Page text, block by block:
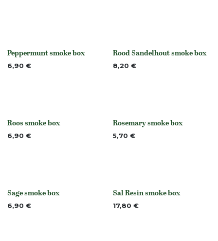
None
Peppermunt smoke box
6,90 € None
Rood Sandelhout smoke box
8,20 €
None
Roos smoke box
6,90 € None
Rosemary smoke box
5,70 €
None
Sage smoke box
6,90 € None
Sal Resin smoke box
17,80 €